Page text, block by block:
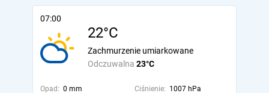
07:00
22°C
Odczuwalna 23°C
Zachmurzenie umiarkowane
Opad: 0 mm Ciśnienie: 1007 hPa